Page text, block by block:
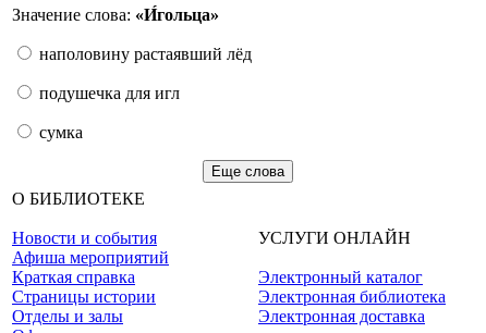
Значение слова: «И́гольца»
наполовину растаявший лёд
подушечка для игл
сумка
Еще слова
О БИБЛИОТЕКЕ
Новости и события
Афиша мероприятий
Краткая справка
Страницы истории
Отделы и залы
УСЛУГИ ОНЛАЙН
Электронный каталог
Электронная библиотека
Электронная доставка